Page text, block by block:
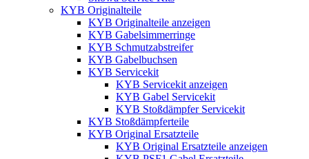
KYB Originalteile
KYB Originalteile anzeigen
KYB Gabelsimmerringe
KYB Schmutzabstreifer
KYB Gabelbuchsen
KYB Servicekit
KYB Servicekit anzeigen
KYB Gabel Servicekit
KYB Stoßdämpfer Servicekit
KYB Stoßdämpferteile
KYB Original Ersatzteile
KYB Original Ersatzteile anzeigen